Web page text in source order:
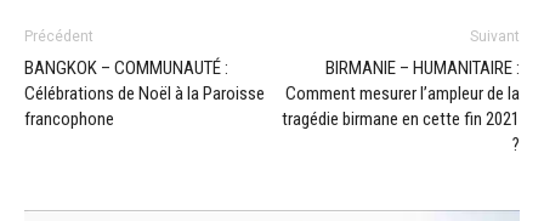
Précédent
BANGKOK – COMMUNAUTÉ :
Célébrations de Noël à la Paroisse
francophone
Suivant
BIRMANIE – HUMANITAIRE :
Comment mesurer l’ampleur de la
tragédie birmane en cette fin 2021
?